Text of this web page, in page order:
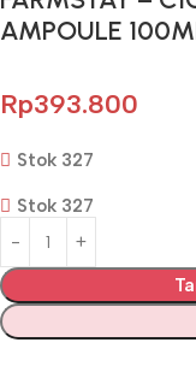
AMPOULE
Rp393.800
Stok 327
Stok 327